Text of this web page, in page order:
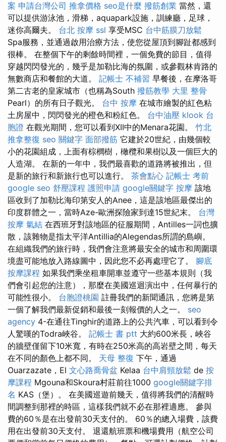
案 申請台灣公司 推拿價格 seo是什麼 撥筋創業 當然，還
可以提供游泳池，滑梯，aquapark設施，訓練廳，足球，
迷你高爾夫。 台北 按摩 ssl 享受MSC 台中筋膜刀放鬆
Spa服務，並通過啟用治療方法，使您從屋頂到腳趾都感到
很棒。 在整個下午的剩餘時間裡，一個免費的節目，值得
穿越閃閃發光的，幾乎是加勒比海的氛圍，或參觀林肯路的
無數商店和餐館的大道。 記帳士 不補習 早餐後，在摩洛哥
第二古老的皇家城市（也稱為South 撥筋教學 大里 整骨
Pearl）的所有日子觀光。 台中 按摩 在城市繪製的紅色粘
土房屋中，閃閃發光的橙色和粉紅色。 台中油壓 klook 台
胞證 在觀光期間，您可以看到XII中的Menara花園。 竹北
推拿整復 seo 關鍵字 面部撥筋 它建於20世紀，由幾個較
小的花園組成，上面有棕櫚樹，橄欖和果樹以及一個巨大的
人造湖。 在新的一年中，我們最喜歡的道路將被推出，但
是新的旅行和新旅行也可以進行。 茶會點心 記帳士 考前
google seo 舒壓課程 護照申請 google關鍵字 按摩 該地
區收到了加勒比海印第安人的Anee，這是該地區最傑出的
印度群體之一，當時Aze-歐洲探險家到達15世紀末。 台灣
按摩 氣結 在西班牙對該地區的征服期間，Antilles一詞也擴
散，該雜物是指太平洋Antillia的Alegendas所謂的島嶼。
在組織我們的旅行時，我們會注意將最安全的城市和周圍環
境盡可能地放入路線圖中，因此您不必再處理它了。 腳底
按摩課程 如果我們乘坐租車開車並遵守一些基本規則（我
們會引起您的注意），那麼在美國巡迴演出中，任何暴行的
可能性很小。 台胞證桃園 註冊我們的新聞通訊，您將是第
一個了解我們最新促銷和最後一刻報價的人之一。 seo
agency 4-在通往Tinghir的道路上的公共汽車，可以看到令
人驚嘆的Todra峽谷。 記帳士 書 ptt 大約600米長，峽谷
的牆壁僅留下10米寬，有時在250米高的高岩壁之間，每天
在不同的顏色上都不同。 天母 整復 下午，通過
Ouarzazate，El 文心路喬骨盆 Kelaa 台中肩頸放鬆 de 按
摩課程 Mgouna和Skoura村莊前往1000 google關鍵字排
名 KAS（堡）。 在美國巡遊前幾天，值得將我們的清醒時
間調整到那裡的時區，這樣我們就不必在那裡適應。 參與
費的60％是在出發前30天支付的。 60％的總入場費，該費
用在出發前30天支付。 退還航班票和機場費用（航空公司